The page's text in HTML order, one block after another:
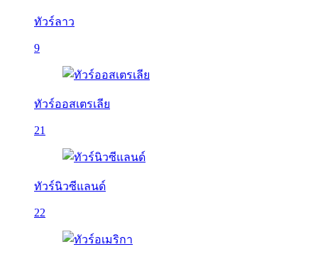
ทัวร์ลาว
9
ทัวร์ออสเตรเลีย
21
ทัวร์นิวซีแลนด์
22